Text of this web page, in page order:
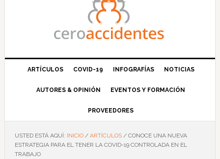
ARTÍCULOS COVID-19 INFOGRAFÍAS NOTICIAS
AUTORES & OPINIÓN EVENTOS Y FORMACIÓN
PROVEEDORES
USTED ESTÁ AQUÍ: INICIO / ARTÍCULOS /CONOCE UNA NUEVA
ESTRATEGIA PARA EL TENER LA COVID-19 CONTROLADA EN EL
TRABAJO